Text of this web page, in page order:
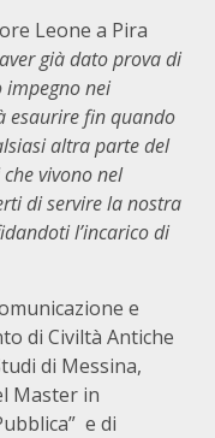
Leone a Pira
già dato prova di
impegno nei
esaurire fin quando
altra parte del
vivono nel
di servire la nostra
l’incarico di
e
di Civiltà Antiche
di Messina,
Master in
e di